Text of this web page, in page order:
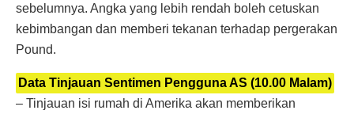
sebelumnya. Angka yang lebih rendah boleh cetuskan
kebimbangan dan memberi tekanan terhadap pergerakan
Pound.
Data Tinjauan Sentimen Pengguna AS (10.00 Malam)
– Tinjauan isi rumah di Amerika akan memberikan